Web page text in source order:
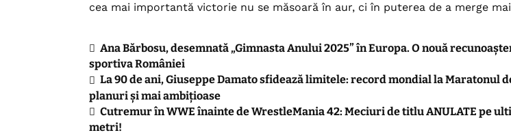
cea mai importantă victorie nu se măsoară în aur, ci în puterea de a merge
Ana Bărbosu, desemnată „Gimnasta Anului 2025” în Europa. O nouă
sportiva României
La 90 de ani, Giuseppe Damato sfidează limitele: record mondial la Maratonul
planuri și mai ambițioase
Cutremur în WWE înainte de WrestleMania 42: Meciuri de titlu ANULATE pe
metri!